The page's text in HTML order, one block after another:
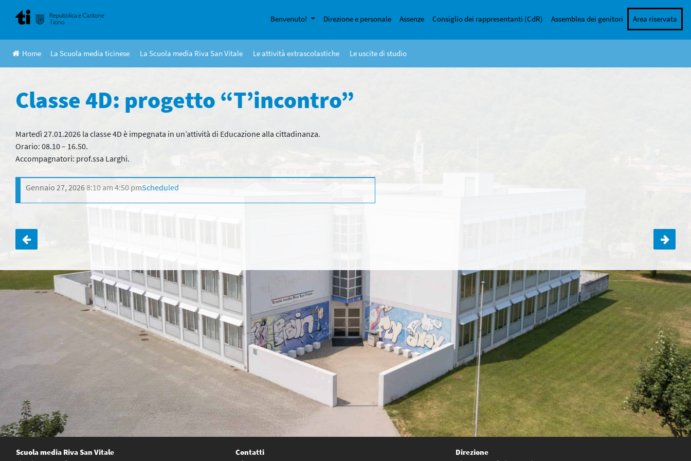
content
Benvenuto! Direzione e personale Assenze Consiglio dei rappresentanti (CdR) Assemblea dei genitori Area riservata
Home La Scuola media ticinese La Scuola media Riva San Vitale Le attività extrascolastiche Le uscite di studio
Classe 4D: progetto “T’incontro”
Martedì 27.01.2026 la classe 4D è impegnata in un’attività di Educazione alla cittadinanza.
Orario: 08.10 – 16.50.
Accompagnatori: prof.ssa Larghi.
Gennaio 27, 20268:10 am 4:50 pmScheduled
Navigazione
articoli
Consiglio dei rappresentanti: partita di
Scuola media Riva San Vitale
Contatti
Direzione